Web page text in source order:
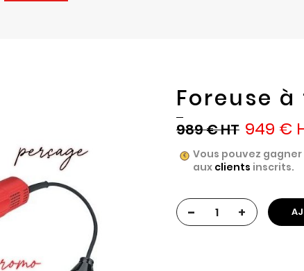
Foreuse
949 €
989 €
Vous pouvez gagner
aux clients inscrits.
- +